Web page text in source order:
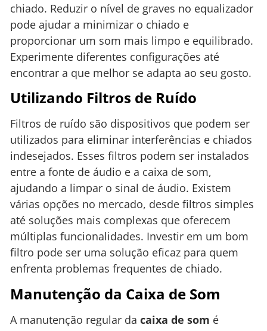
chiado. Reduzir o nível de graves no equalizador
pode ajudar a minimizar o chiado e
proporcionar um som mais limpo e equilibrado.
Experimente diferentes configurações até
encontrar a que melhor se adapta ao seu gosto.
Utilizando Filtros de Ruído
Filtros de ruído são dispositivos que podem ser
utilizados para eliminar interferências e chiados
indesejados. Esses filtros podem ser instalados
entre a fonte de áudio e a caixa de som,
ajudando a limpar o sinal de áudio. Existem
várias opções no mercado, desde filtros simples
até soluções mais complexas que oferecem
múltiplas funcionalidades. Investir em um bom
filtro pode ser uma solução eficaz para quem
enfrenta problemas frequentes de chiado.
Manutenção da Caixa de Som
A manutenção regular da caixa de som é